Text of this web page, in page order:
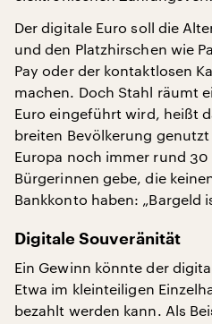
Der digitale Euro soll die
und den Platzhirschen wie
Pay oder der kontaktlosen
machen. Doch Stahl räumt
Euro eingeführt wird, heißt
breiten Bevölkerung genutzt
Europa noch immer rund
Bürgerinnen gebe, die
Bankkonto haben: „Bargeld
Digitale Souveränität
Ein Gewinn könnte der
Etwa im kleinteiligen
bezahlt werden kann. Als